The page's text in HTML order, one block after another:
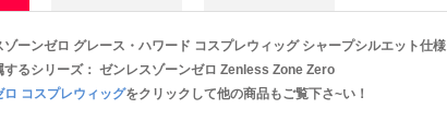
ゾーンゼロ グレース・ハワード コスプレウィッグ シャープシルエット仕様
するシリーズ： ゼンレスゾーンゼロ Zenless Zone Zero
コスプレウィッグをクリックして他の商品もご覧下さ~い！